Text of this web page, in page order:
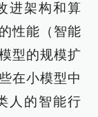
进架构和算
性能（智能
型的规模扩
在小模型中
人的智能行